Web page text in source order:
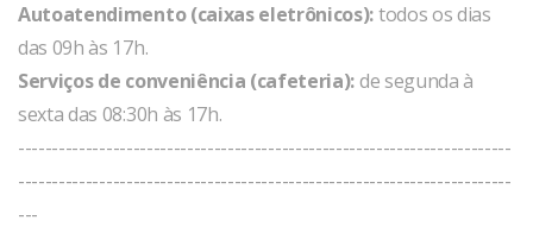
Autoatendimento (caixas eletrônicos):todos os dias
das 09h às 17h.
Serviços de conveniência (cafeteria):de segunda à
sexta das 08:30h às 17h.
-------------------------------------------------------------------------
-------------------------------------------------------------------------
---